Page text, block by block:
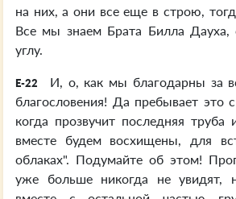
на них, а они все еще в строю,
Все мы знаем Брата Билла Дауха,
углу.
E-22
И, о, как мы благодарны за
благословения! Да пребывает это
когда прозвучит последняя
вместе будем восхищены, для
облаках". Подумайте об этом!
уже больше никогда не увидят,